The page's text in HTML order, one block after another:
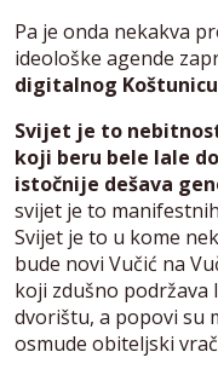
Pa je onda nekakva
ideološke agende
digitalnog Koštunicu
Svijet je to
koji beru bele lale
istočnije dešava
svijet je to
Svijet je to u kome
bude novi Vučić na
koji zdušno podržava
dvorištu, a popovi su
osmude obiteljski